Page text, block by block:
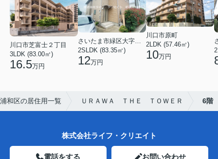
川口市芝富士２丁目
3LDK (83.00㎡)
16.5万円
さいたま市緑区大字三室
2SLDK (83.35㎡)
12万円
川口市原町
2LDK (57.46㎡)
10万円
和区の居住用一覧 ＵＲＡＷＡ ＴＨＥ ＴＯＷＥＲ 6階
株式会社ライフ・クリエイト
電話をする お問い合わせ